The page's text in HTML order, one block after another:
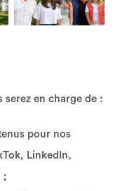
serez en charge de :
pour nos
LinkedIn,
;